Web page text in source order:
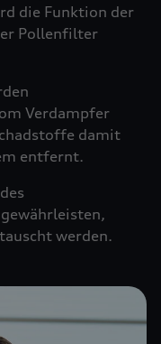
die Funktion der
Pollenfilter
Verdampfer
damit
entfernt.
werden.